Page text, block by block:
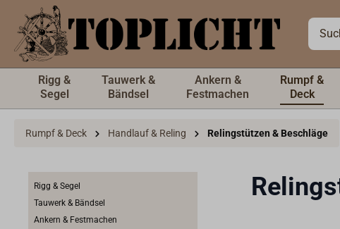
springen
Rigg &
Segel
Tauwerk &
Bändsel
Ankern &
Festmachen
Rumpf &
Deck
Rumpf & Deck Handlauf & Reling Relingstützen & Beschläge
Rigg & Segel
Tauwerk & Bändsel
Ankern & Festmachen